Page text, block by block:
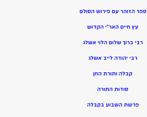
ספר הזוהר עם פירוש הסולם
עץ חיים האר”י הקדוש
רבי ברוך שלום הלוי אשלג
רבי יהודה לייב אשלג
קבלה ותורת החן
סודות התורה
פרשת השבוע בקבלה